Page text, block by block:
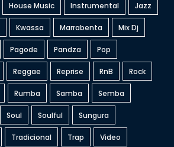
House Music Instrumental Jazz
Kwassa Marrabenta Mix Dj
Pagode Pandza Pop
Reggae Reprise RnB Rock
Rumba Samba Semba
Soul Soulful Sungura
Tradicional Trap Video